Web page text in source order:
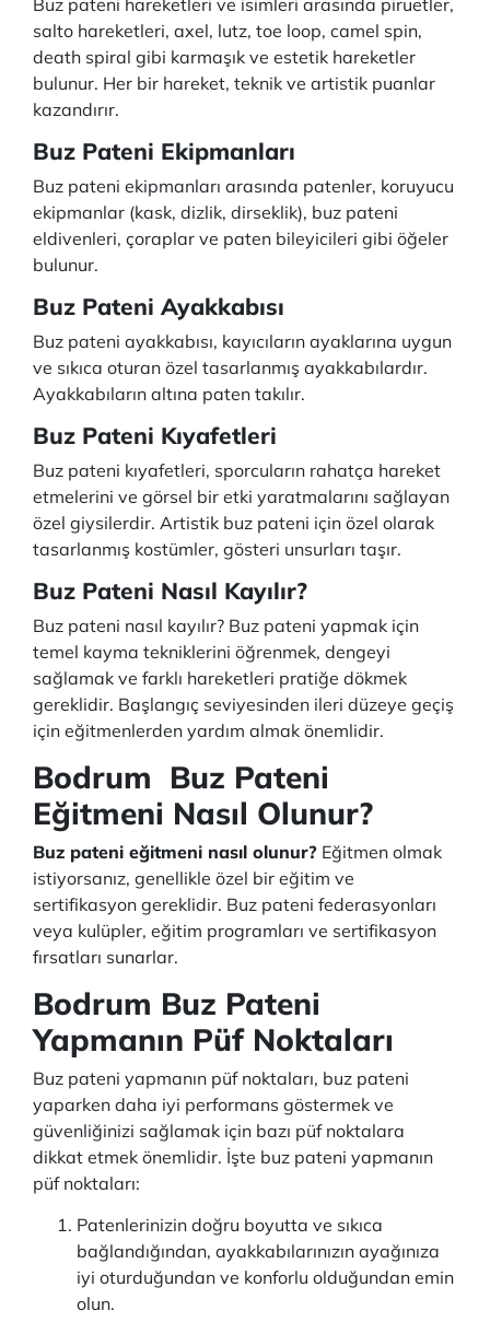
Buz pateni hareketleri ve isimleri arasında piruetler,
salto hareketleri, axel, lutz, toe loop, camel spin,
death spiral gibi karmaşık ve estetik hareketler
bulunur. Her bir hareket, teknik ve artistik puanlar
kazandırır.
Buz Pateni Ekipmanları
Buz pateni ekipmanları arasında patenler, koruyucu
ekipmanlar (kask, dizlik, dirseklik), buz pateni
eldivenleri, çoraplar ve paten bileyicileri gibi öğeler
bulunur.
Buz Pateni Ayakkabısı
Buz pateni ayakkabısı, kayıcıların ayaklarına uygun
ve sıkıca oturan özel tasarlanmış ayakkabılardır.
Ayakkabıların altına paten takılır.
Buz Pateni Kıyafetleri
Buz pateni kıyafetleri, sporcuların rahatça hareket
etmelerini ve görsel bir etki yaratmalarını sağlayan
özel giysilerdir. Artistik buz pateni için özel olarak
tasarlanmış kostümler, gösteri unsurları taşır.
Buz Pateni Nasıl Kayılır?
Buz pateni nasıl kayılır? Buz pateni yapmak için
temel kayma tekniklerini öğrenmek, dengeyi
sağlamak ve farklı hareketleri pratiğe dökmek
gereklidir. Başlangıç seviyesinden ileri düzeye geçiş
için eğitmenlerden yardım almak önemlidir.
Bodrum Buz Pateni
Eğitmeni Nasıl Olunur?
Buz pateni eğitmeni nasıl olunur? Eğitmen olmak
istiyorsanız, genellikle özel bir eğitim ve
sertifikasyon gereklidir. Buz pateni federasyonları
veya kulüpler, eğitim programları ve sertifikasyon
fırsatları sunarlar.
Bodrum Buz Pateni
Yapmanın Püf Noktaları
Buz pateni yapmanın püf noktaları, buz pateni
yaparken daha iyi performans göstermek ve
güvenliğinizi sağlamak için bazı püf noktalara
dikkat etmek önemlidir. İşte buz pateni yapmanın
püf noktaları:
Patenlerinizin doğru boyutta ve sıkıca
bağlandığından, ayakkabılarınızın ayağınıza
iyi oturduğundan ve konforlu olduğundan emin
olun.